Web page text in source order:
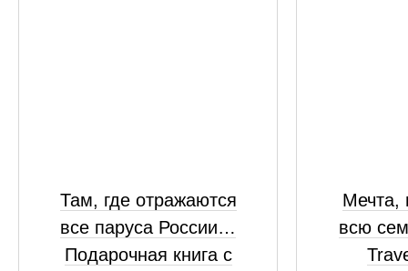
Там, где отражаются
все паруса России…
Подарочная книга с
Мечта,
всю